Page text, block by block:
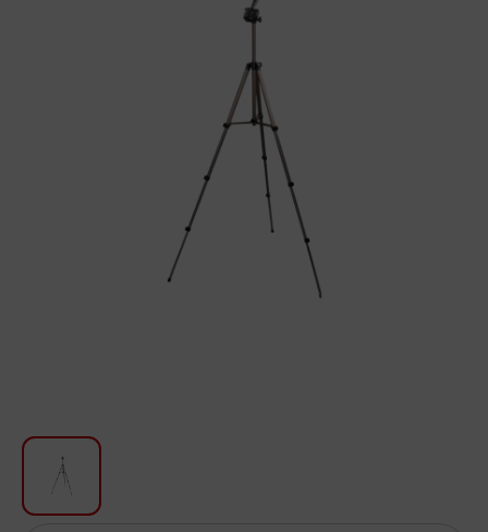
Аудиотехника для автомобилей